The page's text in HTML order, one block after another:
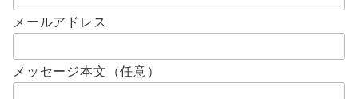
メールアドレス
メッセージ本文（任意）